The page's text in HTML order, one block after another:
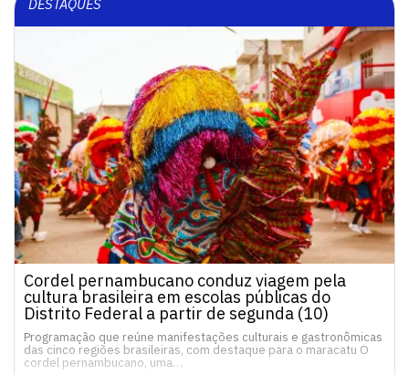
DESTAQUES
Cordel pernambucano conduz viagem pela
cultura brasileira em escolas públicas do
Distrito Federal a partir de segunda (10)
Programação que reúne manifestações culturais e gastronômicas
das cinco regiões brasileiras, com destaque para o maracatu O
cordel pernambucano, uma…